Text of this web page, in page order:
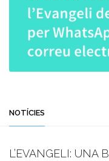
NOTÍCIES
L’EVANGELI: UNA